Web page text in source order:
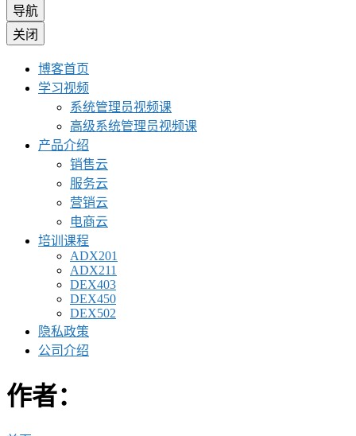
导航
关闭
博客首页
学习视频
系统管理员视频课
高级系统管理员视频课
产品介绍
销售云
服务云
营销云
电商云
培训课程
ADX201
ADX211
DEX403
DEX450
DEX502
隐私政策
公司介绍
作者：